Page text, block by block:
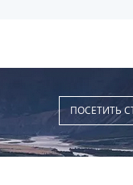
ПОСЕТИТЬ